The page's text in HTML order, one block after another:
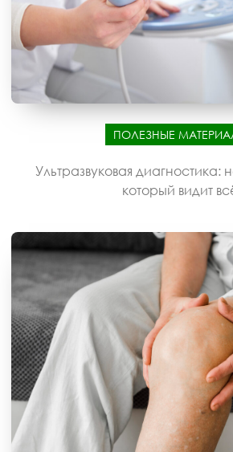
ПОЛЕЗНЫЕ
Ультразвуковая диагностика:
который видит